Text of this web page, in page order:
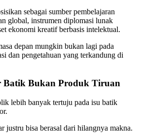
sebagai sumber pembelajaran
global, instrumen diplomasi lunak
ekonomi kreatif berbasis intelektual.
depan mungkin bukan lagi pada
dan pengetahuan yang terkandung di
Batik Bukan Produk Tiruan
lebih banyak tertuju pada isu batik
justru bisa berasal dari hilangnya makna.